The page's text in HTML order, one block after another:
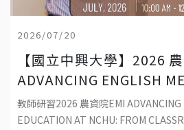
2026/07/20
【國立中興大學】2026
ADVANCING ENGLISH
EDUCATION AT NCHU:
CLASSROOM PRACTICE
教師研習2026 農資院EMI ADVANCING
EDUCATION AT NCHU: FROM